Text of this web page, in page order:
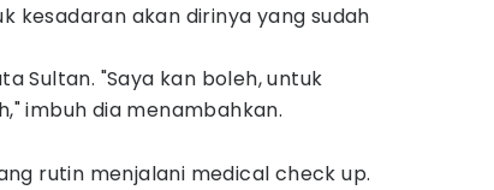
kesadaran akan dirinya yang sudah
Sultan. "Saya kan boleh, untuk
imbuh dia menambahkan.
rutin menjalani medical check up.